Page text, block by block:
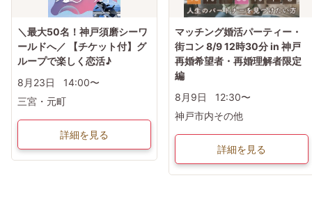
＼最大50名！神戸須磨シーワ
ールドへ／ 【チケット付】グ
ループで楽しく恋活♪
8月23日
14:00〜
三宮・元町
詳細を見る
マッチング婚活パーティー・
街コン 8/9 12時30分 in 神戸
再婚希望者・再婚理解者限定
編
8月9日
12:30〜
神戸市内その他
詳細を見る